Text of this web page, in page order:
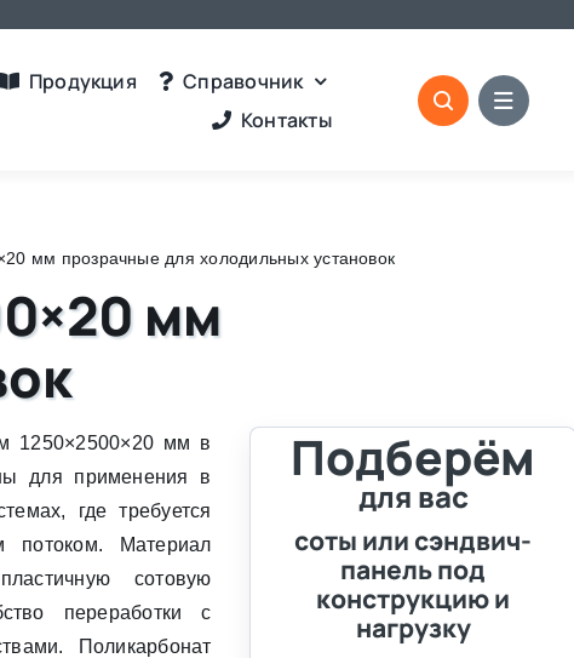
Продукция
Справочник
Контакты
мм прозрачные для холодильных установок
мм
1250×2500×20 мм в
для применения в
где требуется
потоком. Материал
сотовую
переработки с
Поликарбонат
Подберём
для вас
соты или сэндвич-
панель под
конструкцию и
нагрузку